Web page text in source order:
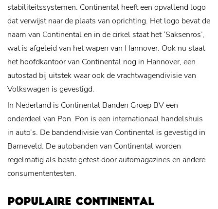
stabiliteitssystemen. Continental heeft een opvallend logo
dat verwijst naar de plaats van oprichting. Het logo bevat de
naam van Continental en in de cirkel staat het ‘Saksenros’,
wat is afgeleid van het wapen van Hannover. Ook nu staat
het hoofdkantoor van Continental nog in Hannover, een
autostad bij uitstek waar ook de vrachtwagendivisie van
Volkswagen is gevestigd.
In Nederland is Continental Banden Groep BV een
onderdeel van Pon. Pon is een internationaal handelshuis
in auto’s. De bandendivisie van Continental is gevestigd in
Barneveld. De autobanden van Continental worden
regelmatig als beste getest door automagazines en andere
consumententesten.
POPULAIRE CONTINENTAL